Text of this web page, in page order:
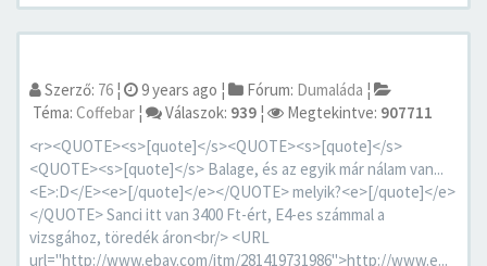
Szerző: 76 ¦ 9 years ago ¦ Fórum: Dumaláda ¦
Téma: Coffebar ¦ Válaszok: 939 ¦ Megtekintve: 907711
<r><QUOTE><s>[quote]</s><QUOTE><s>[quote]</s>
<QUOTE><s>[quote]</s> Balage, és az egyik már nálam van...
<E>:D</E><e>[/quote]</e></QUOTE> melyik?<e>[/quote]</e>
</QUOTE> Sanci itt van 3400 Ft-ért, E4-es számmal a
vizsgához, töredék áron<br/> <URL
url="http://www.ebay.com/itm/281419731986">http://www.e...